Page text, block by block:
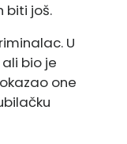
biti još.
U
bio je
one